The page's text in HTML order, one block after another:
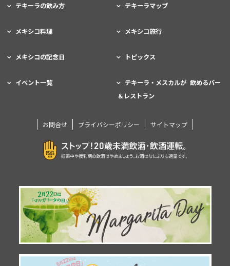
テキーラの飲み方 テキーラマップ
メキシコ料理 メキシコ旅行
メキシコの記念日 トピックス
イベント一覧
テキーラ・メスカルが 飲めるバー
＆レストラン
お問合せ プライバシーポリシー サイトマップ